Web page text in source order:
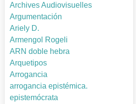
Archives Audiovisuelles
Argumentación
Ariely D.
Armengol Rogeli
ARN doble hebra
Arquetipos
Arrogancia
arrogancia epistémica.
epistemócrata